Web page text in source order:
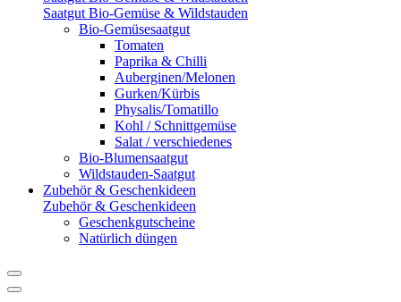
Saatgut Bio-Gemüse & Wildstauden
Bio-Gemüsesaatgut
Tomaten
Paprika & Chilli
Auberginen/Melonen
Gurken/Kürbis
Physalis/Tomatillo
Kohl / Schnittgemüse
Salat / verschiedenes
Bio-Blumensaatgut
Wildstauden-Saatgut
Zubehör & Geschenkideen
Zubehör & Geschenkideen
Geschenkgutscheine
Natürlich düngen